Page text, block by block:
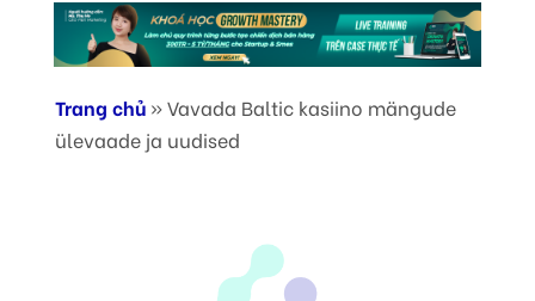
Trang chủ »Vavada Baltic kasiino mängude
ülevaade ja uudised